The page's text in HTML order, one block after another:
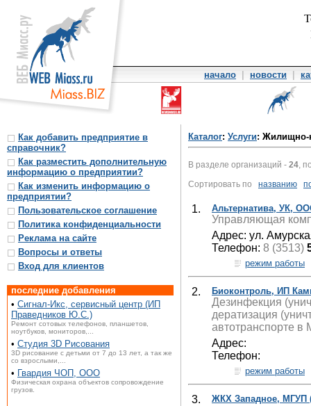
начало новости
Как добавить предприятие в
справочник?
Как разместить дополнительную
информацию о предприятии?
Как изменить информацию о
предприятии?
Пользовательское соглашение
Политика конфиденциальности
Реклама на сайте
Вопросы и ответы
Вход для клиентов
последние добавления
• Сигнал-Икс, сервисный центр (ИП
Праведников Ю.С.)
Ремонт сотовых телефонов, планшетов,
ноутбуков, мониторов,...
• Студия 3D Рисования
3D рисование с детьми от 7 до 13 лет, а так же
со взрослыми,...
• Гвардия ЧОП, ООО
Физическая охрана объектов сопровождение
грузов.
Каталог: Услуги: Жилищно-
В разделе организаций - 24 ,
Сортировать по названию
1. Альтернатива, УК,
Управляющая
Адрес: ул.
Телефон: 8 (3513)
режим работы
2. Биоконтроль, ИП
Дезинфекция
дератизация
автотранспорте в
Адрес:
Телефон:
режим работы
3. ЖКХ Западное, МГУП